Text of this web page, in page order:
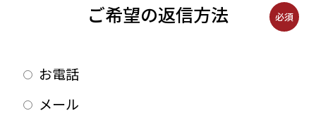
ご希望の返信方法 必須
お電話
メール